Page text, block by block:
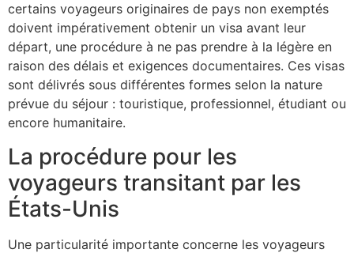
certains voyageurs originaires de pays non exemptés
doivent impérativement obtenir un visa avant leur
départ, une procédure à ne pas prendre à la légère en
raison des délais et exigences documentaires. Ces visas
sont délivrés sous différentes formes selon la nature
prévue du séjour : touristique, professionnel, étudiant ou
encore humanitaire.
La procédure pour les
voyageurs transitant par les
États-Unis
Une particularité importante concerne les voyageurs